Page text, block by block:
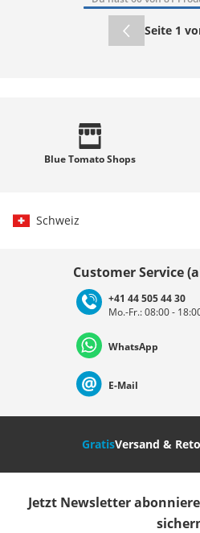
Seite 1
Blue TomatoShops
Schweiz
Deutschland
Nederland Italia
Slovenija
Customer Service
+41 44 505 44 30
Mo.-Fr.: 08:00 -
WhatsApp
E-Mail
GratisVersand &
Jetzt Newsletter